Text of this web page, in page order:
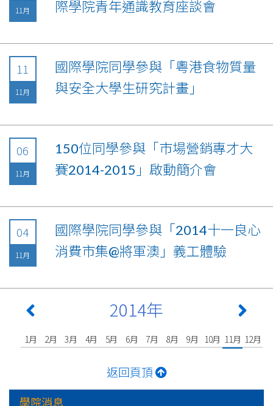
11月
際學院青年通識教育座談會
11
11月
國際學院同學參與「粵港食物質量
與安全大學生研究計畫」
06
11月
150位同學參與「市場營銷專才大
賽2014-2015」啟動簡介會
04
11月
國際學院同學參與「2014十一良心
消費市集@將軍澳」義工體驗
2014年
1月 2月 3月 4月 5月 6月 7月 8月 9月 10月 11月 12月
返回頁頂
學院消息